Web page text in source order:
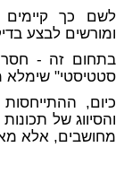
לשם כך קיימים
ומורשים לבצע
בתחום זה - חסר
סטטיסטי" שימלא
כיום,
והסיווג של
מחושבים, אלא